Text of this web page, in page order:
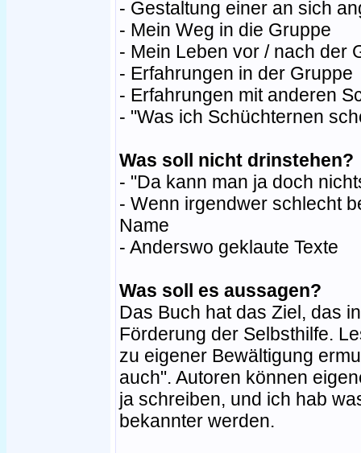
- Gestaltung einer an sich
- Mein Weg in die Gruppe
- Mein Leben vor / nach der
- Erfahrungen in der Gruppe
- Erfahrungen mit anderen
- "Was ich Schüchternen
Was soll nicht drinstehen?
- "Da kann man ja doch
- Wenn irgendwer schlecht
Name
- Anderswo geklaute Texte
Was soll es aussagen?
Das Buch hat das Ziel, das
Förderung der Selbsthilfe.
zu eigener Bewältigung
auch". Autoren können
ja schreiben, und ich hab
bekannter werden.